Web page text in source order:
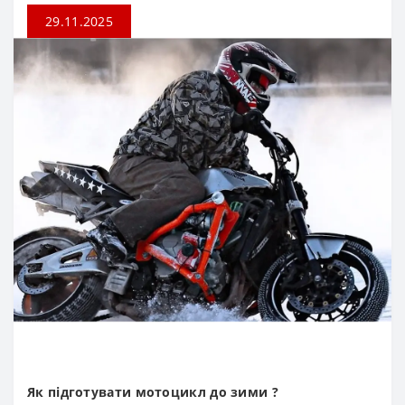
29.11.2025
Як підготувати мотоцикл до зими ?